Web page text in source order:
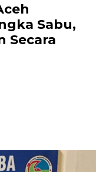
Sabu,
Secara